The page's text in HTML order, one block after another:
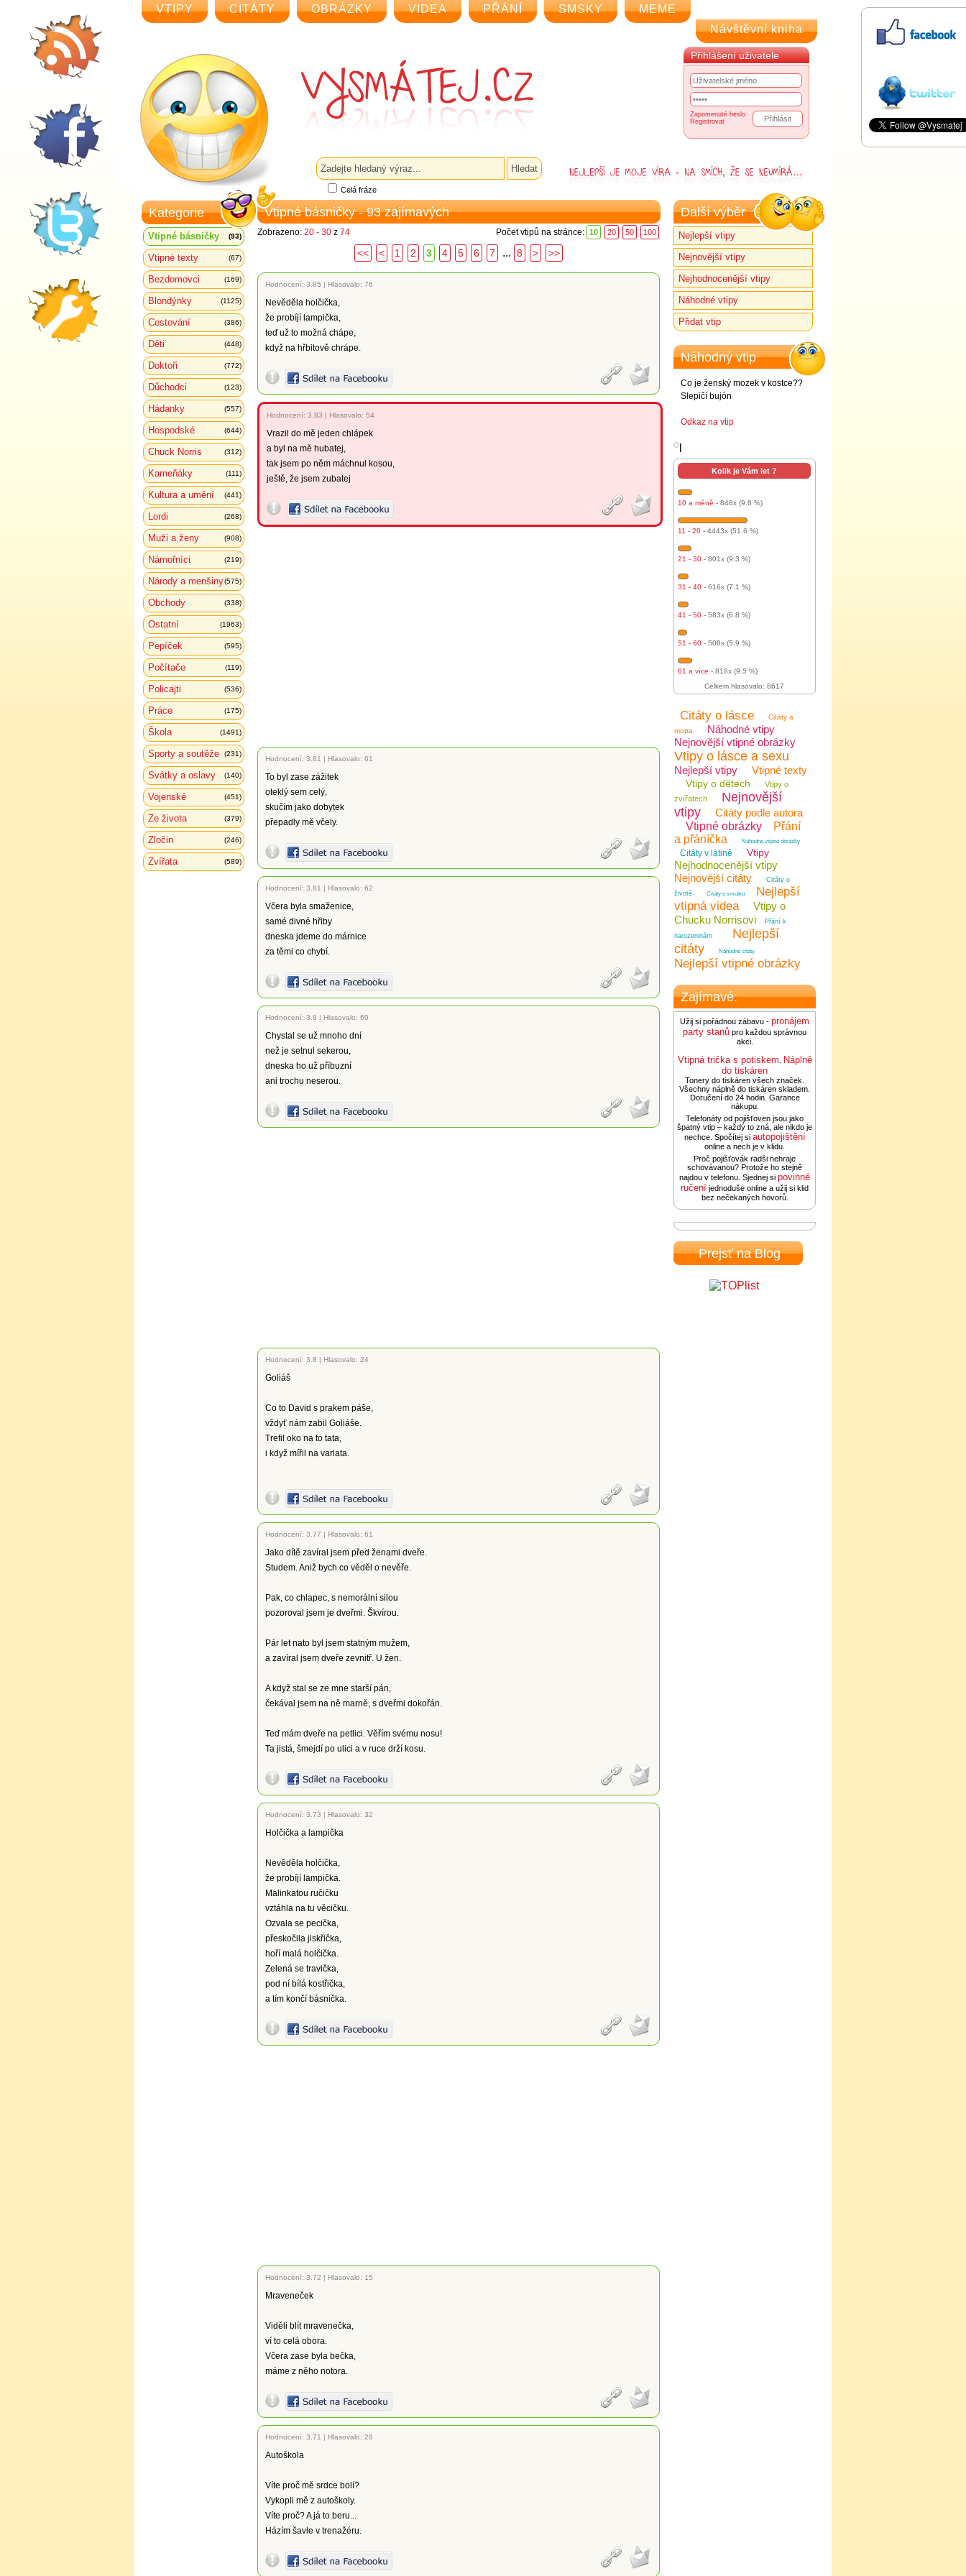
VTIPY CITÁTY OBRÁZKY VIDEA PŘÁNÍ SMSKY
MEME
Návštěvní kniha
Přihlášení uživatele
Zapomenuté heslo
Registrovat
Celá fráze
Kategorie
Vtipné básničky (93)
Vtipné texty (67)
Bezdomovci (169)
Blondýnky (1125)
Cestování (386)
Děti (448)
Doktoři (772)
Důchodci (123)
Hádanky (557)
Hospodské (644)
Chuck Norris (312)
Kameňáky (111)
Kultura a umění (441)
Lordi (268)
Muži a ženy (908)
Námořníci (219)
Národy a menšiny(575)
Obchody (338)
Ostatní (1963)
Pepíček (595)
Počítače (119)
Policajti (536)
Práce (175)
Škola (1491)
Sporty a soutěže (231)
Svátky a oslavy (140)
Vojenské (451)
Ze života (379)
Zločin (246)
Zvířata (589)
Vtipné básničky - 93 zajímavých
Zobrazeno: 20 - 30 z 74 Počet vtipů na stránce: 10 20 50 100
<< < 1 2 3 4 5 6 7 ... 8 > >>
Hodnocení: 3.85 | Hlasovalo: 76
Nevěděla holčička,
že probíjí lampička,
teď už to možná chápe,
když na hřbitově chrápe.
Hodnocení: 3.83 | Hlasovalo: 54
Vrazil do mě jeden chlápek
a byl na mě hubatej,
tak jsem po něm máchnul kosou,
ještě, že jsem zubatej
Hodnocení: 3.81 | Hlasovalo: 61
To byl zase zážitek
oteklý sem celý,
skučím jako dobytek
přepadly mě včely.
Hodnocení: 3.81 | Hlasovalo: 62
Včera byla smaženice,
samé divné hřiby
dneska jdeme do márnice
za těmi co chybí.
Hodnocení: 3.8 | Hlasovalo: 60
Chystal se už mnoho dní
než je setnul sekerou,
dneska ho už příbuzní
ani trochu neserou.
Hodnocení: 3.8 | Hlasovalo: 24
Goliáš
Co to David s prakem páše,
vždyť nám zabil Goliáše.
Trefil oko na to tata,
i když mířil na varlata.
Hodnocení: 3.77 | Hlasovalo: 61
Jako dítě zavíral jsem před ženami dveře.
Studem. Aniž bych co věděl o nevěře.
Pak, co chlapec, s nemorální silou
pozoroval jsem je dveřmi. Škvírou.
Pár let nato byl jsem statným mužem,
a zavíral jsem dveře zevnitř. U žen.
A když stal se ze mne starší pán,
čekával jsem na ně marně, s dveřmi dokořán.
Teď mám dveře na petlici. Věřím svému nosu!
Ta jistá, šmejdí po ulici a v ruce drží kosu.
Hodnocení: 3.73 | Hlasovalo: 32
Holčička a lampička
Nevěděla holčička,
že probíjí lampička.
Malinkatou ručičku
vztáhla na tu věcičku.
Ozvala se pecička,
přeskočila jiskřička,
hoří malá holčička.
Zelená se travička,
pod ní bílá kostřička,
a tím končí básnička.
Hodnocení: 3.72 | Hlasovalo: 15
Mraveneček
Viděli blít mravenečka,
ví to celá obora.
Včera zase byla bečka,
máme z něho notora.
Hodnocení: 3.71 | Hlasovalo: 28
Autoškola
Víte proč mě srdce bolí?
Vykopli mě z autoškoly.
Víte proč? A já to beru...
Házím šavle v trenažéru.
Další výběr
Nejlepší vtipy
Nejnovější vtipy
Nejhodnocenější vtipy
Náhodné vtipy
Přidat vtip
Náhodný vtip
Co je ženský mozek v kostce??
Slepičí bujón
Odkaz na vtip
Kolik je Vám let ?
10 a méně - 848x (9.8 %)
11 - 20 - 4443x (51.6 %)
21 - 30 - 801x (9.3 %)
31 - 40 - 616x (7.1 %)
41 - 50 - 583x (6.8 %)
51 - 60 - 508x (5.9 %)
61 a více - 818x (9.5 %)
Celkem hlasovalo: 8617
Citáty o lásce
Citáty a
motta
Náhodné vtipy
Nejnovější vtipné obrázky
Vtipy o lásce a sexu
Nejlepší vtipy Vtipné texty
Vtipy o dětech
Vtipy o
zvířatech
Nejnovější
vtipy
Citáty podle autora
Vtipné obrázky
Přání
a přáníčka
Náhodné vtipné obrázky
Citáty v latině Vtipy
Nejhodnocenější vtipy
Nejnovější citáty
Citáty o
životě
Citáty o smutku
Nejlepší
vtipná videa
Vtipy o
Chucku Norrisovi
Přání k
narozeninám
Nejlepší
citáty
Náhodné citáty
Nejlepší vtipné obrázky
Zajímavé:
Užij si pořádnou zábavu - pronájem
party stanů pro každou správnou
akci.
Vtipná trička s potiskem Náplně
do tiskáren
Tonery do tiskáren všech značek.
Všechny náplně do tiskáren skladem.
Doručení do 24 hodin. Garance
nákupu.
Telefonáty od pojišťoven jsou jako
špatný vtip – každý to zná, ale nikdo je
nechce. Spočítej si autopojištění
online a nech je v klidu.
Proč pojišťovák radši nehraje
schovávanou? Protože ho stejně
najdou v telefonu. Sjednej si povinné
ručení jednoduše online a užij si klid
bez nečekaných hovorů.
Prejsť na Blog